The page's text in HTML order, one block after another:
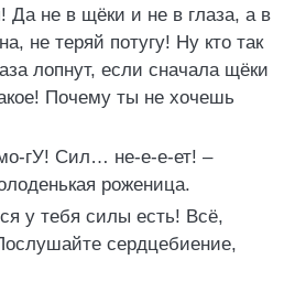
Да не в щёки и не в глаза, а в
не теряй потугу! Ну кто так
лопнут, если сначала щёки
Почему ты не хочешь
гУ! Сил… не-е-е-ет! –
роженица.
у тебя силы есть! Всё,
сердцебиение,